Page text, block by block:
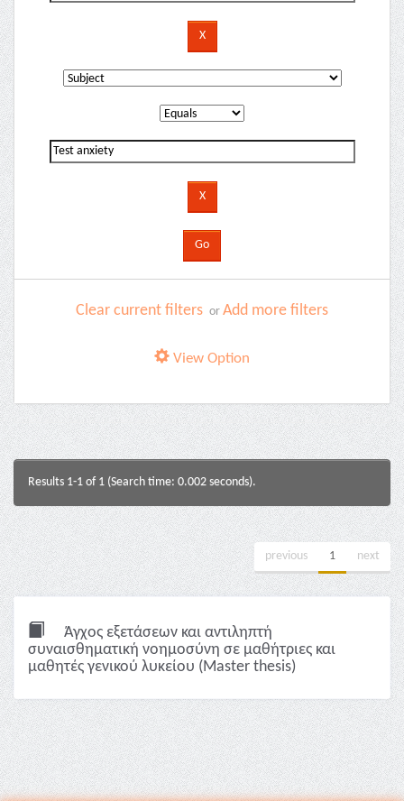
Clear current filters or Add more filters
View Option
Results 1-1 of 1 (Search time: 0.002 seconds).
previous 1 next
Άγχος εξετάσεων και αντιληπτή
συναισθηματική νοημοσύνη σε μαθήτριες και
μαθητές γενικού λυκείου (Master thesis)